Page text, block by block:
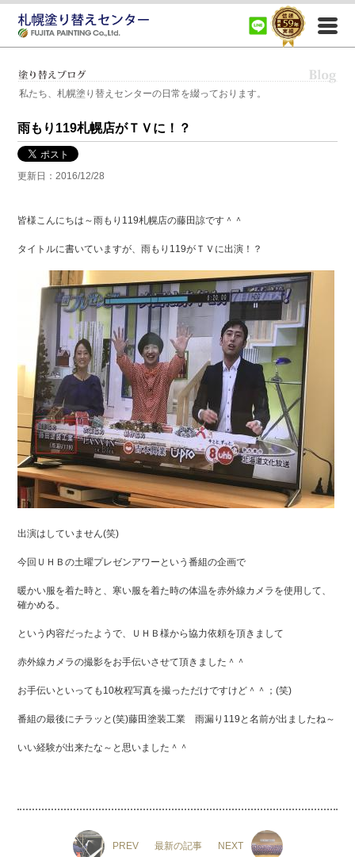
札幌市、札幌近郊（江別市、岩見沢市、小樽市、千歳市、恵庭市）で住宅の外壁塗装、屋根塗装、
室内塗装、内装塗装、リフォーム塗装など塗装に関する事ならなんでもご相談ください。
私たち、札幌塗り替えセンターの日常を綴っております。
雨もり119札幌店がＴＶに！？
更新日：2016/12/28
皆様こんにちは～雨もり119札幌店の藤田諒です＾＾
タイトルに書いていますが、雨もり119がＴＶに出演！？
出演はしていません(笑)
今回ＵＨＢの土曜プレゼンアワーという番組の企画で
暖かい服を着た時と、寒い服を着た時の体温を赤外線カメラを使用して、
確かめる。
という内容だったようで、ＵＨＢ様から協力依頼を頂きまして
赤外線カメラの撮影をお手伝いさせて頂きました＾＾
お手伝いといっても10枚程写真を撮っただけですけど＾＾；(笑)
番組の最後にチラッと(笑)藤田塗装工業 雨漏り119と名前が出ましたね～
いい経験が出来たな～と思いました＾＾
PREV 最新の記事 NEXT